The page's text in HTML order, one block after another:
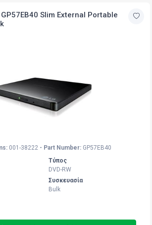
Slim External Portable
001-38222 - Part Number: GP57EB40
Τύπος
DVD-RW
Συσκευασία
Bulk